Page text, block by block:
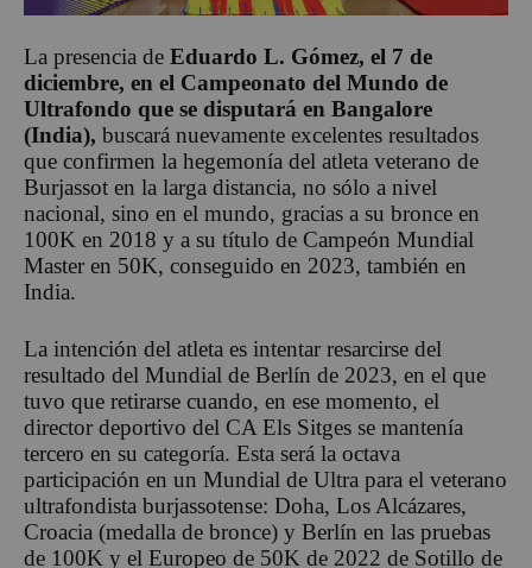
La presencia de Eduardo L. Gómez, el 7 de
diciembre, en el Campeonato del Mundo de
Ultrafondo que se disputará en Bangalore
(India), buscará nuevamente excelentes resultados
que confirmen la hegemonía del atleta veterano de
Burjassot en la larga distancia, no sólo a nivel
nacional, sino en el mundo, gracias a su bronce en
100K en 2018 y a su título de Campeón Mundial
Master en 50K, conseguido en 2023, también en
India.
La intención del atleta es intentar resarcirse del
resultado del Mundial de Berlín de 2023, en el que
tuvo que retirarse cuando, en ese momento, el
director deportivo del CA Els Sitges se mantenía
tercero en su categoría. Esta será la octava
participación en un Mundial de Ultra para el veterano
ultrafondista burjassotense: Doha, Los Alcázares,
Croacia (medalla de bronce) y Berlín en las pruebas
de 100K y el Europeo de 50K de 2022 de Sotillo de